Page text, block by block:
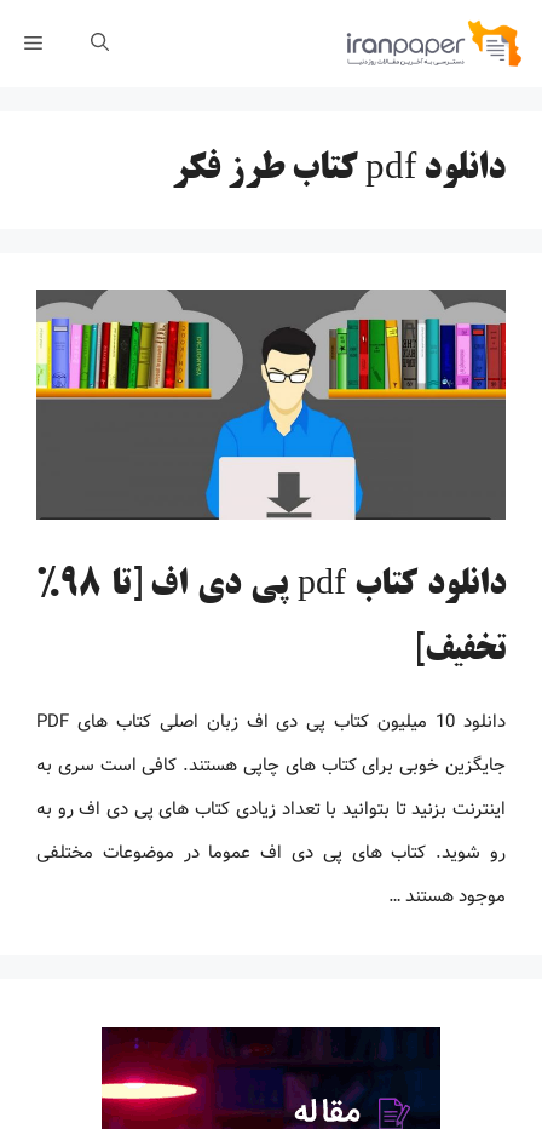
پرش
دانلود pdf کتاب طرز فکر
دانلود کتاب pdf پی دی اف [تا 98%
تخفیف]
دانلود 10 میلیون کتاب پی دی اف زبان اصلی کتاب های PDF
جایگزین خوبی برای کتاب های چاپی هستند. کافی است سری به
اینترنت بزنید تا بتوانید با تعداد زیادی کتاب های پی دی اف رو به
رو شوید. کتاب های پی دی اف عموما در موضوعات مختلفی
موجود هستند …